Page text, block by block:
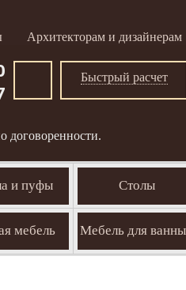
Архитекторам и дизайнерам
договоренности.
Быстрый расчет
и пуфы Столы
мебель Мебель для